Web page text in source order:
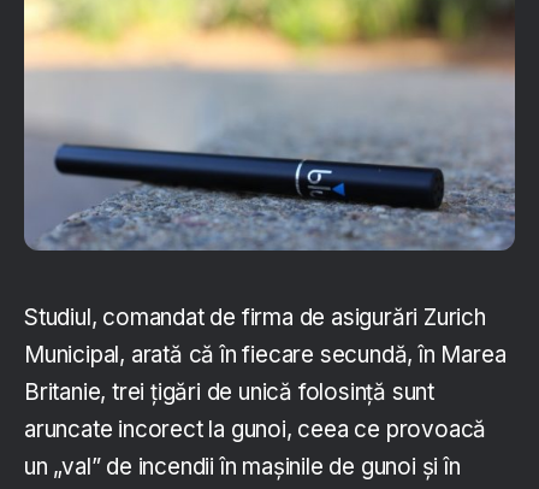
Studiul, comandat de firma de asigurări Zurich
Municipal, arată că în fiecare secundă, în Marea
Britanie, trei țigări de unică folosință sunt
aruncate incorect la gunoi, ceea ce provoacă
un „val” de incendii în mașinile de gunoi și în